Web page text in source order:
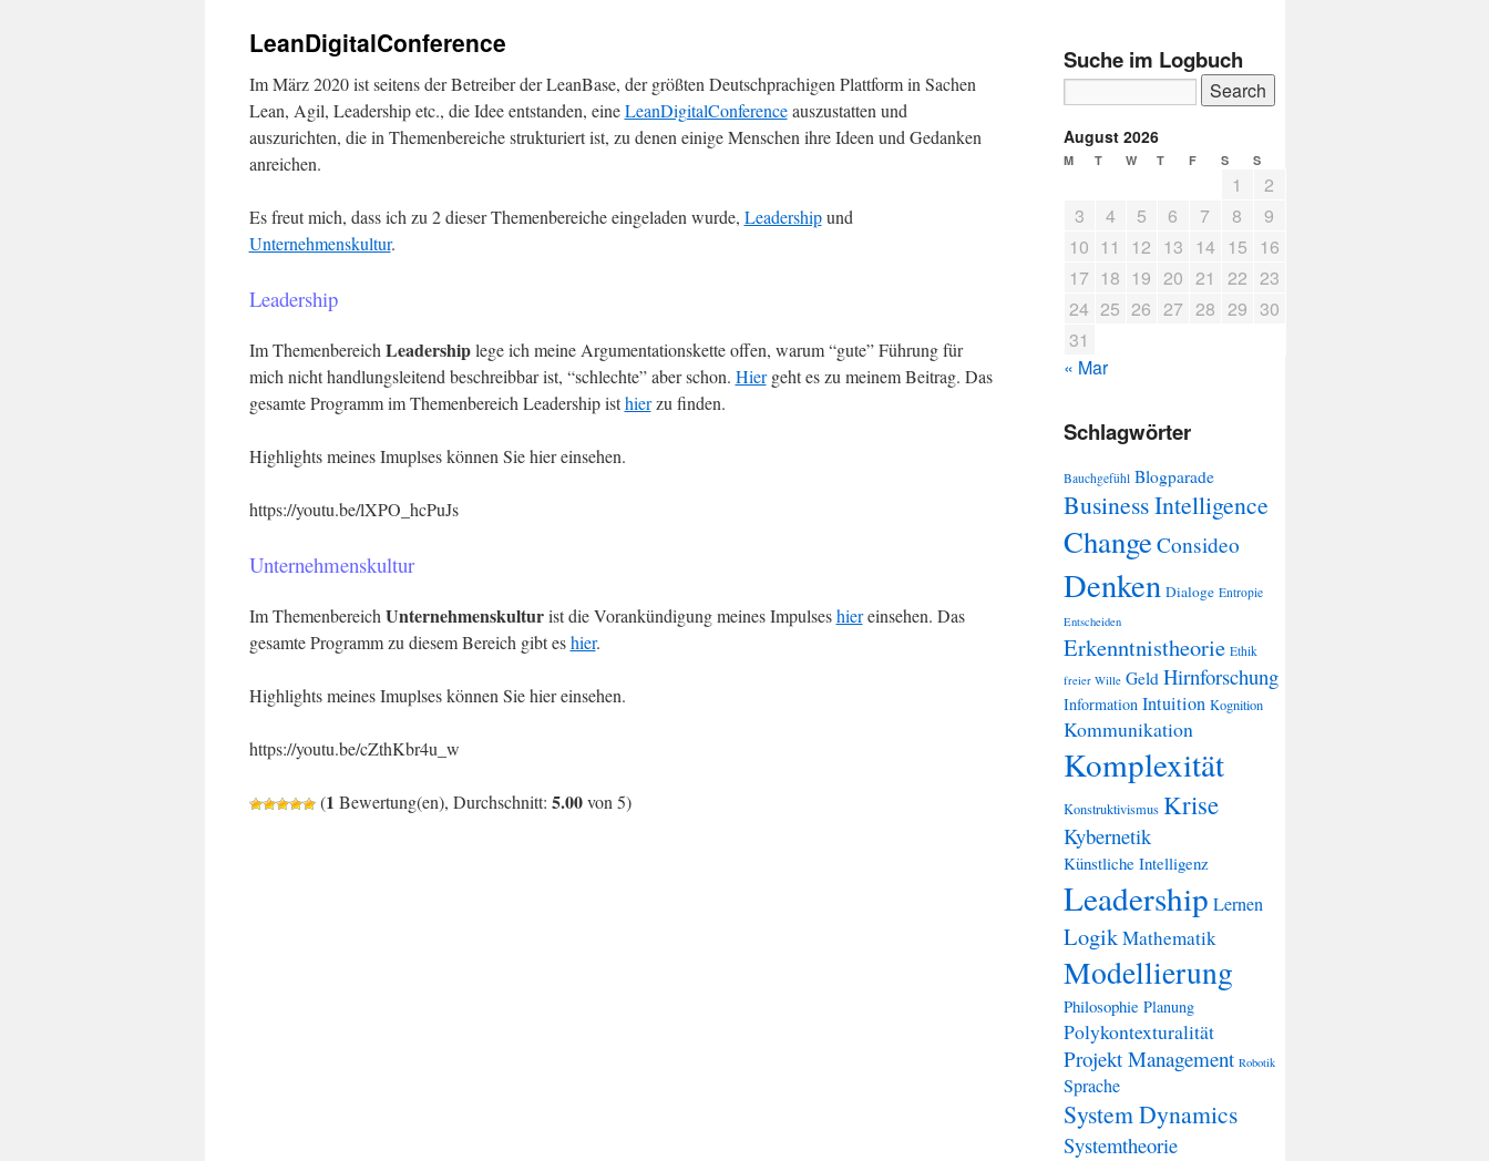
LeanDigitalConference
Im März 2020 ist seitens der Betreiber der LeanBase, der größten Deutschprachigen Plattform in Sachen
Lean, Agil, Leadership etc., die Idee entstanden, eineLeanDigitalConferenceauszustatten und
auszurichten, die in Themenbereiche strukturiert ist, zu denen einige Menschen ihre Ideen und Gedanken
anreichen.
Es freut mich, dass ich zu 2 dieser Themenbereiche eingeladen wurde, Leadershipund
Unternehmenskultur.
Leadership
Im Themenbereich Leadershiplege ich meine Argumentationskette offen, warum “gute” Führung für
mich nicht handlungsleitend beschreibbar ist, “schlechte” aber schon. Hiergeht es zu meinem Beitrag. Das
gesamte Programm im Themenbereich Leadership isthierzu finden.
Highlights meines Imuplses können Sie hier einsehen.
https://youtu.be/lXPO_hcPuJs
Unternehmenskultur
Im Themenbereich Unternehmenskulturist die Vorankündigung meines Impulseshiereinsehen. Das
gesamte Programm zu diesem Bereich gibt eshier.
Highlights meines Imuplses können Sie hier einsehen.
https://youtu.be/cZthKbr4u_w
(1 Bewertung(en), Durchschnitt: 5.00von 5)
Suche im Logbuch
August 2026
M T W T F S S
1
2
3
4 5 6 7 8
9
10 11 12 13 14 15 16
17 18 19 20 21 22 23
24 25 26 27 28 29 30
31
« Mar
Schlagwörter
Bauchgefühl Blogparade
Business Intelligence
Change Consideo
Denken Dialoge Entropie
Entscheiden
Erkenntnistheorie Ethik
freier Wille Geld Hirnforschung
Information Intuition Kognition
Kommunikation
Komplexität
Konstruktivismus Krise
Kybernetik
Künstliche Intelligenz
Leadership Lernen
LogikMathematik
Modellierung
Philosophie Planung
Polykontexturalität
Projekt Management Robotik
Sprache
System Dynamics
Systemtheorie